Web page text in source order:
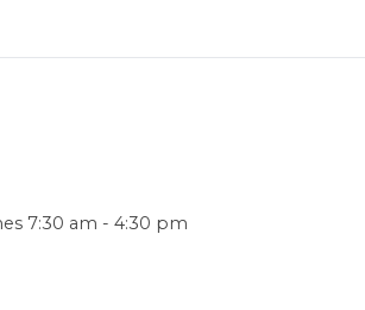
7:30 am - 4:30 pm